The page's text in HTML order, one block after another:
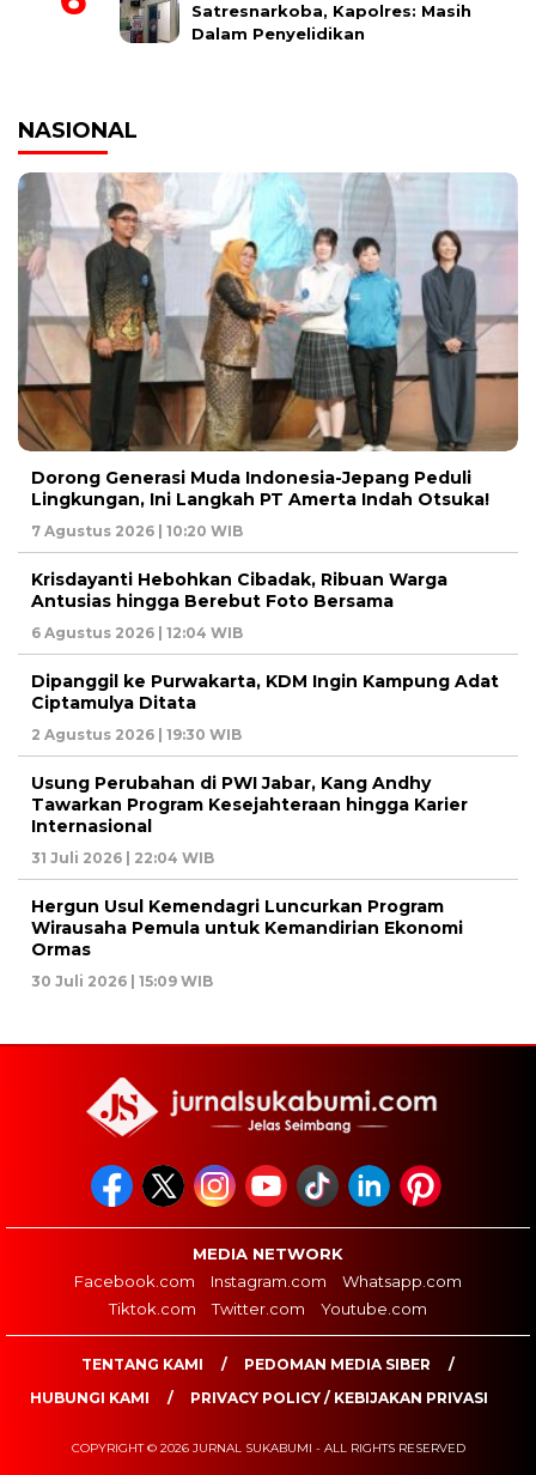
Satresnarkoba, Kapolres: Masih
Dalam Penyelidikan
NASIONAL
Dorong Generasi Muda Indonesia-Jepang Peduli
Lingkungan, Ini Langkah PT Amerta Indah Otsuka!
7 Agustus 2026 | 10:20 WIB
Krisdayanti Hebohkan Cibadak, Ribuan Warga
Antusias hingga Berebut Foto Bersama
6 Agustus 2026 | 12:04 WIB
Dipanggil ke Purwakarta, KDM Ingin Kampung Adat
Ciptamulya Ditata
2 Agustus 2026 | 19:30 WIB
Usung Perubahan di PWI Jabar, Kang Andhy
Tawarkan Program Kesejahteraan hingga Karier
Internasional
31 Juli 2026 | 22:04 WIB
Hergun Usul Kemendagri Luncurkan Program
Wirausaha Pemula untuk Kemandirian Ekonomi
Ormas
30 Juli 2026 | 15:09 WIB
MEDIA NETWORK
Facebook.com
Instagram.com
Whatsapp.com
Tiktok.com
Twitter.com Youtube.com
TENTANG KAMI
PEDOMAN MEDIA SIBER
HUBUNGI KAMI
PRIVACY POLICY / KEBIJAKAN PRIVASI
COPYRIGHT © 2026 JURNAL SUKABUMI - ALL RIGHTS RESERVED